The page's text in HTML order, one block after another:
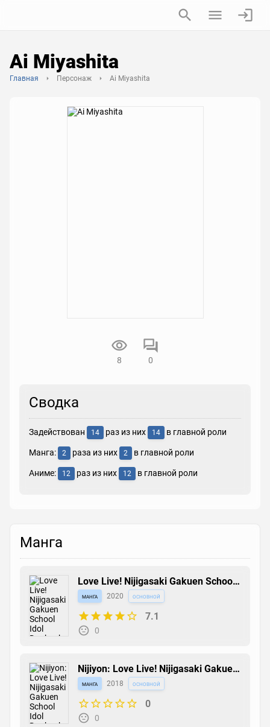
Ai Miyashita
Главная Персонаж Ai Miyashita
8 0
Сводка
Задействован 14 раз из них 14 в главной роли
Манга: 2 раза из них 2 в главной роли
Аниме: 12 раз из них 12 в главной роли
Манга
Love Live! Nijigasaki Gakuen School
Idol Doukoukai: Kizuna Comic Book
манга 2020 основной
7.1
0
Nijiyon: Love Live! Nijigasaki Gakuen
School Idol Doukoukai Yonkoma
манга 2018 основной
0
0